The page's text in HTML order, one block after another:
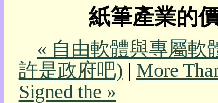
紙筆產業的
« 自由軟體與專屬軟
許是政府吧) | More
Signed the »